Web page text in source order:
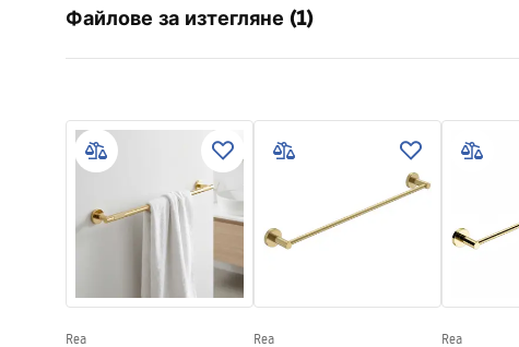
Материал
Начин на монтаж
Завинтващ се
Височина
Дълбочина
65
Серия
24 месеца
Файлове за изтегляне (1)
Warranty_Terms_and_Conditions_Accessories_-_24.pdf
Rea Rea Rea